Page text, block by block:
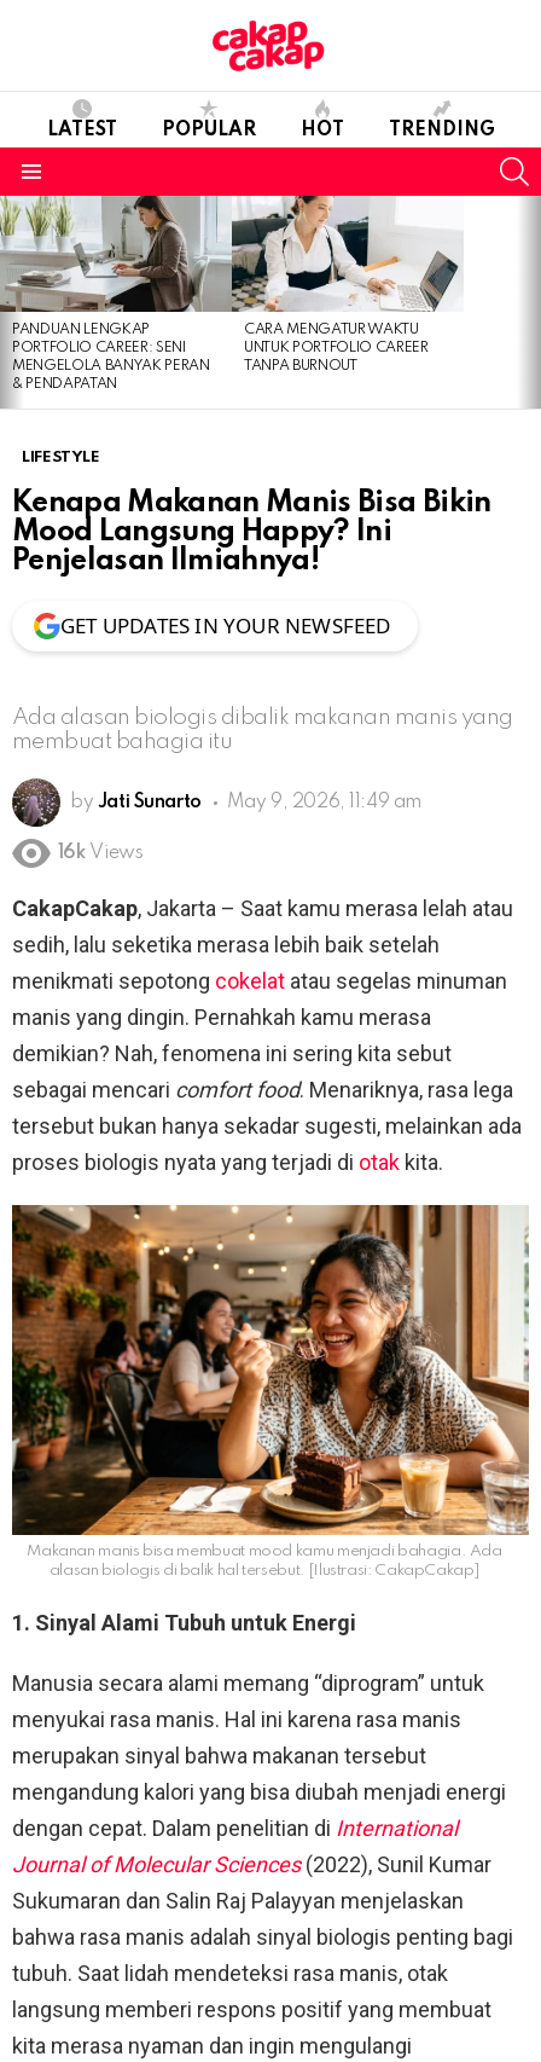
LATEST POPULAR HOT TRENDING
LATEST
STORIES
PANDUAN LENGKAP
PORTFOLIO CAREER: SENI
MENGELOLA BANYAK PERAN
& PENDAPATAN
CARA MENGATUR WAKTU
UNTUK PORTFOLIO CAREER
TANPA BURNOUT
LIFESTYLE
Kenapa Makanan Manis Bisa Bikin
Mood Langsung Happy? Ini
Penjelasan Ilmiahnya!
GET UPDATES IN YOUR NEWSFEED
Ada alasan biologis dibalik makanan manis yang
membuat bahagia itu
by Jati Sunarto May 9, 2026, 11:49 am
16k Views
CakapCakap, Jakarta – Saat kamu merasa lelah atau
sedih, lalu seketika merasa lebih baik setelah
menikmati sepotong cokelat atau segelas minuman
manis yang dingin. Pernahkah kamu merasa
demikian? Nah, fenomena ini sering kita sebut
sebagai mencari comfort food. Menariknya, rasa lega
tersebut bukan hanya sekadar sugesti, melainkan ada
proses biologis nyata yang terjadi di otak kita.
Makanan manis bisa membuat mood kamu menjadi bahagia. Ada
alasan biologis di balik hal tersebut. [Ilustrasi: CakapCakap]
1. Sinyal Alami Tubuh untuk Energi
Manusia secara alami memang “diprogram” untuk
menyukai rasa manis. Hal ini karena rasa manis
merupakan sinyal bahwa makanan tersebut
mengandung kalori yang bisa diubah menjadi energi
dengan cepat. Dalam penelitian di International
Journal of Molecular Sciences(2022), Sunil Kumar
Sukumaran dan Salin Raj Palayyan menjelaskan
bahwa rasa manis adalah sinyal biologis penting bagi
tubuh. Saat lidah mendeteksi rasa manis, otak
langsung memberi respons positif yang membuat
kita merasa nyaman dan ingin mengulangi